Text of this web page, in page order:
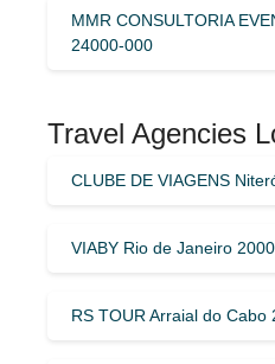
MMR CONSULTORIA
24000-000
Travel Agencies
CLUBE DE VIAGENS
VIABY Rio de Janeiro
RS TOUR Arraial do Cabo